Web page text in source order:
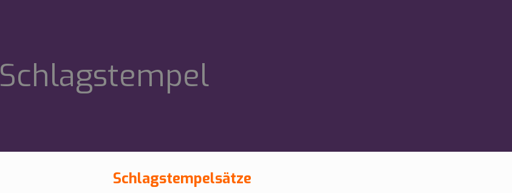
Schlagstempel
Schlagstempelsätze